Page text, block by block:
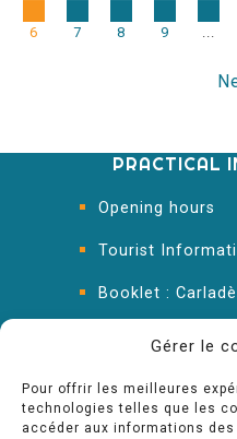
Gérer le
Pour offrir les meilleures
technologies telles que les
accéder aux informations
6 7 8 9 ...
PRACTICAL
Opening hours
Tourist
Booklet :
Keep in touch